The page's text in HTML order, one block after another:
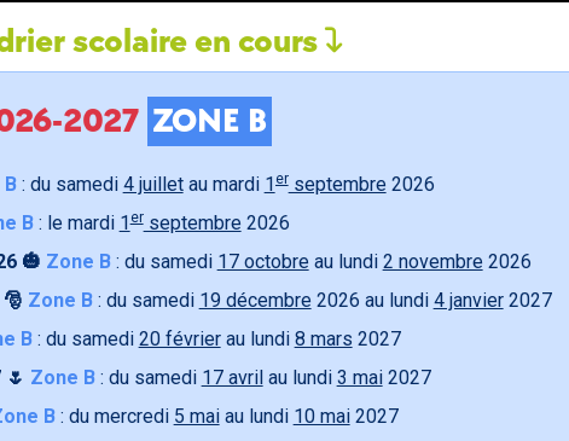
scolaire en cours
2027 ZONE B
: du samedi 4 juilletau mardi 1 erseptembre 2026
B: le mardi 1erseptembre 2026
🎃 Zone B: du samedi 17 octobre au lundi 2 novembre 2026
Zone B: du samedi 19 décembre 2026 au lundi 4 janvier2027
B: du samedi 20 févrierau lundi 8 mars 2027
Zone B: du samedi 17 avril au lundi 3 mai2027
B: du mercredi 5 maiau lundi 10 mai2027